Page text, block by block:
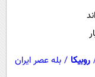
روبیکا / بله عصر ایران